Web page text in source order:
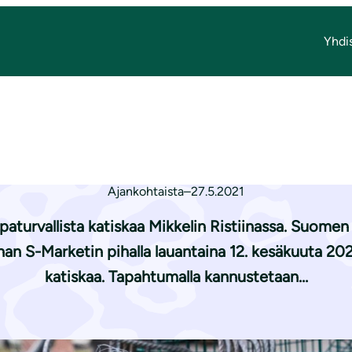
Mikkelin Ristiinassa
katiskaan
Ajankohtaista–27.5.2021
katiskaa Mikkelin Ristiinassa.
S-Marketin pihalla lauantaina 12. kesäkuuta
katiskaa. Tapahtumalla kannustetaan…